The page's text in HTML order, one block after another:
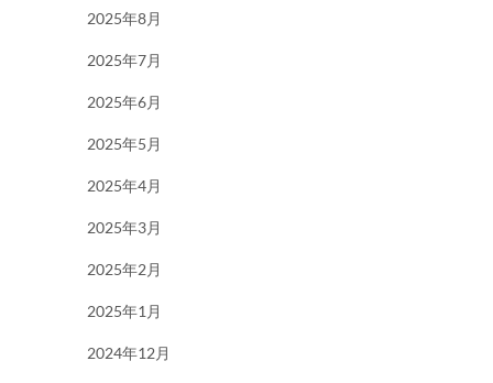
2025年8月
2025年7月
2025年6月
2025年5月
2025年4月
2025年3月
2025年2月
2025年1月
2024年12月